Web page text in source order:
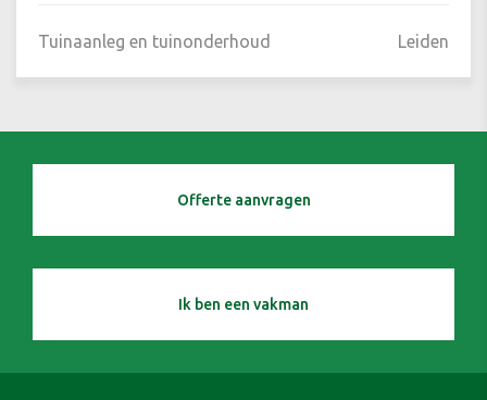
Tuinaanleg en tuinonderhoud Leiden
Offerte aanvragen
Ik ben een vakman